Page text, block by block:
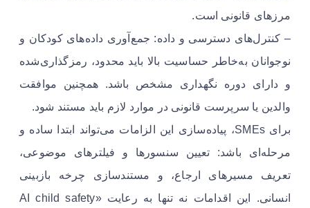
مرزهای قانونی است.
– کنترل‌های دسترسی و داده: جمع‌آوری داده‌های کودکان و
نوجوانان به‌خاطر حساسیت بالا باید محدود، رمزگذاری‌شده
و دارای دوره نگهداری مشخص باشد. همچنین موافقت
والدین یا سرپرست قانونی در موارد لازم باید مستند شود.
برای SMEs، پیاده‌سازی این الزامات می‌تواند ابتدا ساده و
مرحله‌ای باشد: تعیین سنسورها و فیلترهای موضوعی،
تعریف مسیرهای ارجاع، و مستندسازی چرخه بازبینی
انسانی. این اقدامات نه تنها به رعایت «AI child safety